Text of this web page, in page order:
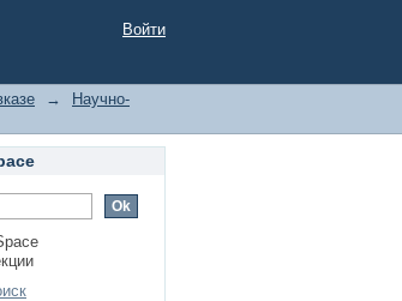
Войти
→
Научно-